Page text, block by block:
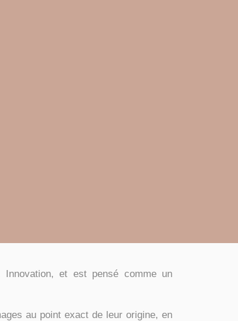
et est pensé comme un
au point exact de leur origine, en